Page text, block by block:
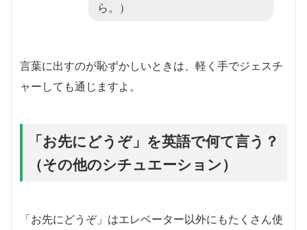
ら。）
言葉に出すのが恥ずかしいときは、軽く手でジェスチ
ャーしても通じますよ。
「お先にどうぞ」を英語で何て言う？
（その他のシチュエーション）
「お先にどうぞ」はエレベーター以外にもたくさん使